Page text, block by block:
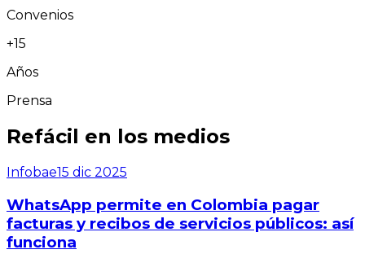
Convenios
+15
Años
Prensa
Refácil en los medios
Infobae15 dic 2025
WhatsApp permite en Colombia pagar
facturas y recibos de servicios públicos: así
funciona